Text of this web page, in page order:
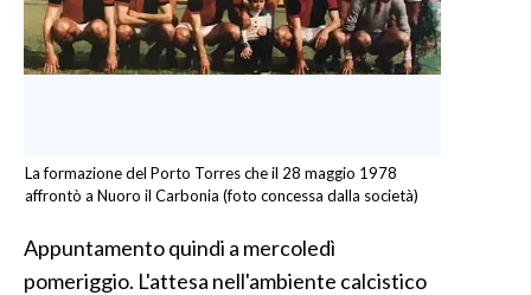
La formazione del Porto Torres che il 28 maggio 1978
affrontò a Nuoro il Carbonia (foto concessa dalla società)
Appuntamento quindi a mercoledì
pomeriggio. L'attesa nell'ambiente calcistico